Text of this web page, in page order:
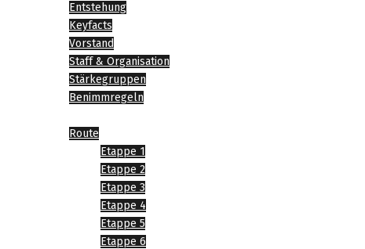
Entstehung
Keyfacts
Vorstand
Staff & Organisation
Stärkegruppen
Benimmregeln
Route
Etappe 1
Etappe 2
Etappe 3
Etappe 4
Etappe 5
Etappe 6